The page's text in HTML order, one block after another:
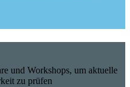
und Workshops, um aktuelle
zu prüfen